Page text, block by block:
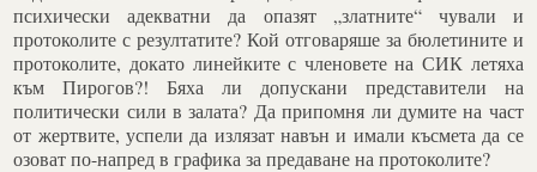
психически адекватни да опазят „златните“ чували и
протоколите с резултатите? Кой отговаряше за бюлетините и
протоколите, докато линейките с членовете на СИК летяха
към Пирогов?! Бяха ли допускани представители на
политически сили в залата? Да припомня ли думите на част
от жертвите, успели да излязат навън и имали късмета да се
озоват по-напред в графика за предаване на протоколите?